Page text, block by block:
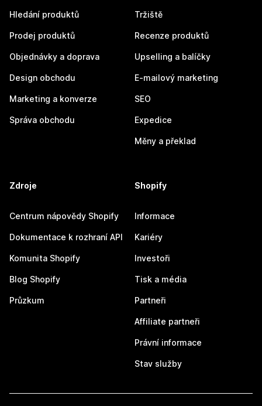
Hledání produktů
Prodej produktů
Objednávky a doprava
Design obchodu
Marketing a konverze
Správa obchodu
Tržiště
Recenze produktů
Upselling a balíčky
E-mailový marketing
SEO
Expedice
Měny a překlad
Zdroje
Centrum nápovědy Shopify
Dokumentace k rozhraní API
Komunita Shopify
Blog Shopify
Průzkum
Shopify
Informace
Kariéry
Investoři
Tisk a média
Partneři
Affiliate partneři
Právní informace
Stav služby